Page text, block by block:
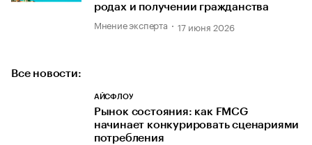
родах и получении гражданства
Мнение эксперта 17 июня 2026
Все новости:
АЙСФЛОУ
Рынок состояния: как FMCG
начинает конкурировать сценариями
потребления